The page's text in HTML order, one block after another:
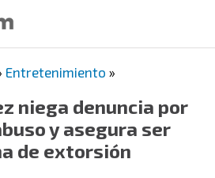
Entretenimiento »
niega denuncia por
y asegura ser
de extorsión